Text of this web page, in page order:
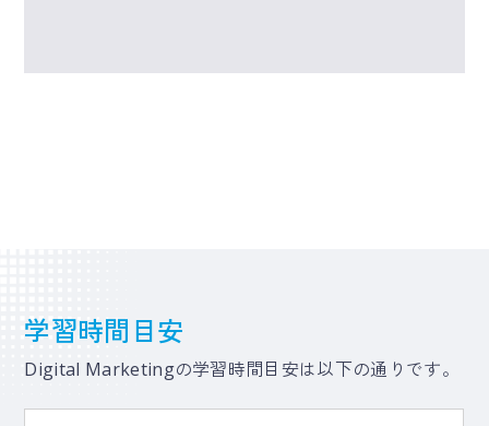
学習時間目安
Digital Marketingの学習時間目安は以下の通りです。